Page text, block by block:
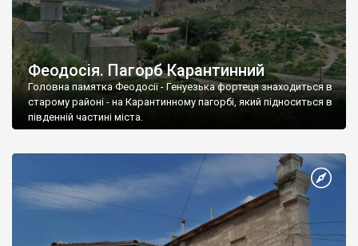
Феодосія. Пагорб Карантинний
Головна памятка Феодосії - Генуезька фортеця знаходиться в
старому районі - на Карантинному пагорбі, який підноситься в
південній частині міста.